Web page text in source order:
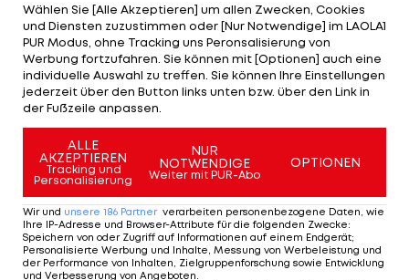
Bei 21 Scorerpunkten hält neben ihm in der Liga
bisher nur Genks Paul Onuachu.
Der legendäre Durchmarsch des FC
Wacker Tirol I #Zwarakonferenz History
Zwarakonferenz
Mehr zum Thema
Wählen Sie [Alle Akzeptieren] um allen Zwecken, Cookies
und Diensten zuzustimmen oder [Nur Notwendige] im LAOLA1
PUR Modus, ohne Tracking uns Peronsalisierung von
Werbung fortzufahren. Sie können mit [Optionen] auch eine
individuelle Auswahl zu treffen. Sie können Ihre Einstellungen
jederzeit über den Button links unten bzw. über den Link in
der Fußzeile anpassen.
ALLE
AKZEPTIEREN
Tracking und
Personalisierung
NUR
NOTWENDIGE
Weiter mit PUR-Abo
OPTIONEN
Wir und unsere 186 Partner verarbeiten personenbezogene Daten, wie
Ihre IP-Adresse und Browser-Attribute für die folgenden Zwecke:
Speichern von oder Zugriff auf Informationen auf einem Endgerät;
Personalisierte Werbung und Inhalte, Messung von Werbeleistung und
der Performance von Inhalten, Zielgruppenforschung sowie Entwicklung
und Verbesserung von Angeboten